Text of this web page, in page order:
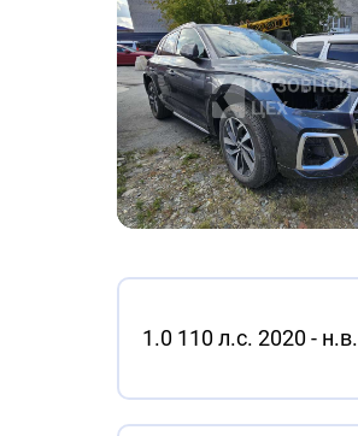
1.0 110 л.с. 2020 - н.в.